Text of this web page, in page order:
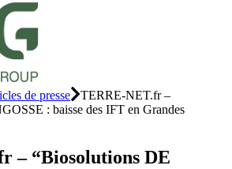
de presse
TERRE-NET.fr –
: baisse des IFT en Grandes
– “Biosolutions DE